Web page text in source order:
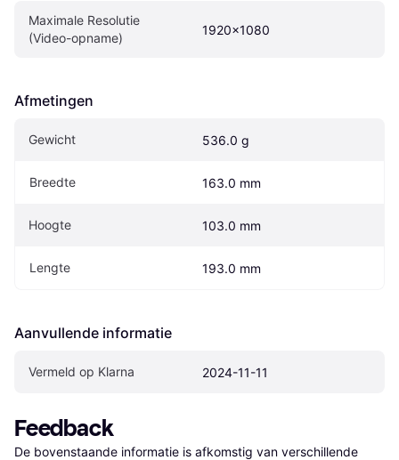
Maximale Resolutie
(Video-opname)
1920x1080
Afmetingen
Gewicht 536.0 g
Breedte 163.0 mm
Hoogte 103.0 mm
Lengte 193.0 mm
Aanvullende informatie
Vermeld op Klarna 2024-11-11
Feedback
De bovenstaande informatie is afkomstig van verschillende